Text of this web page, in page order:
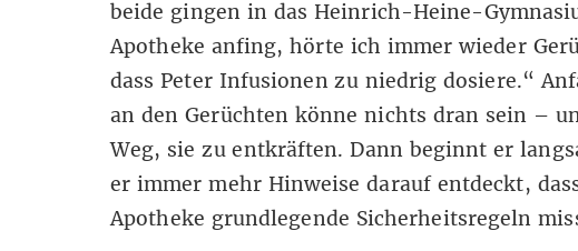
beide gingen in das Heinrich-Heine-
Apotheke anfing, hörte ich immer wieder
dass Peter Infusionen zu niedrig dosiere.“
an den Gerüchten könne nichts dran sein –
Weg, sie zu entkräften. Dann beginnt er
er immer mehr Hinweise darauf entdeckt,
Apotheke grundlegende Sicherheitsregeln